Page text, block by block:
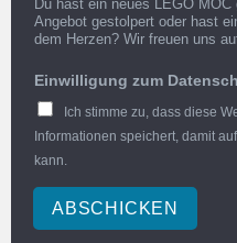
Du hast ein neues LEGO
Angebot gestolpert oder hast
dem Herzen? Wir freuen uns
Einwilligung zum
Ich stimme zu, dass diese
Informationen speichert, damit
kann.
ABSCHICKEN